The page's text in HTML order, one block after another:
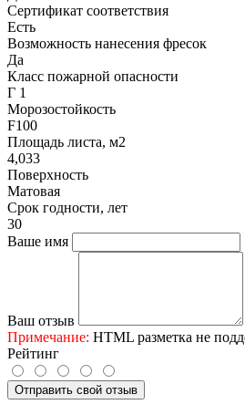
Сертификат соответствия
Есть
Возможность нанесения фресок
Да
Класс пожарной опасности
Г 1
Морозостойкость
F100
Площадь листа, м2
4,033
Поверхность
Матовая
Срок годности, лет
30
Ваше имя
Ваш отзыв
Примечание: HTML разметка не
Рейтинг
Отправить свой отзыв